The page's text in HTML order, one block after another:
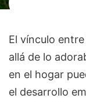
El vínculo
allá de lo
en el hogar
el desarrollo